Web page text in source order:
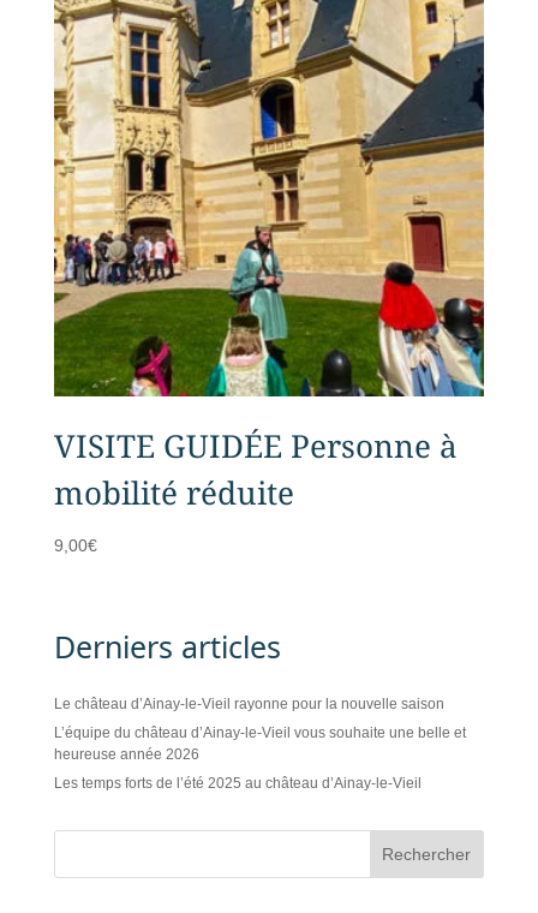
VISITE GUIDÉE Personne à
mobilité réduite
9,00€
Derniers articles
Le château d’Ainay-le-Vieil rayonne pour la nouvelle saison
L’équipe du château d’Ainay-le-Vieil vous souhaite une belle et
heureuse année 2026
Les temps forts de l’été 2025 au château d’Ainay-le-Vieil